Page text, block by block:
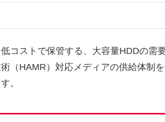
低コストで保管する、大容量HDDの需
（HAMR）対応メディアの供給体制
。